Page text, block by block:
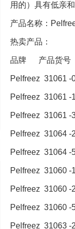
用的）具有低亲
产品名称：
热卖产品：
品牌 产品货号
Pelfreez 31061 -
Pelfreez 31061 -
Pelfreez 31061 -
Pelfreez 31064 -
Pelfreez 31064 -
Pelfreez 31060
Pelfreez 31060 -
Pelfreez 31060 -
Pelfreez 31063 -